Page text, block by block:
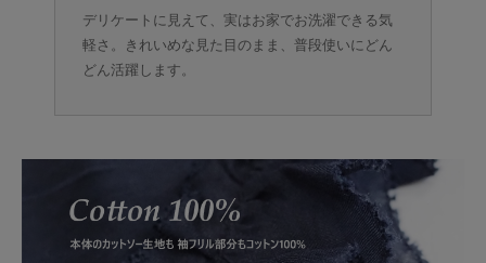
デリケートに見えて、実はお家でお洗濯できる気
軽さ。きれいめな見た目のまま、普段使いにどん
どん活躍します。